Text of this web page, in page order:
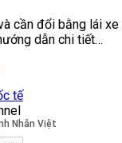
cần đổi bằng lái
dẫn chi tiết…